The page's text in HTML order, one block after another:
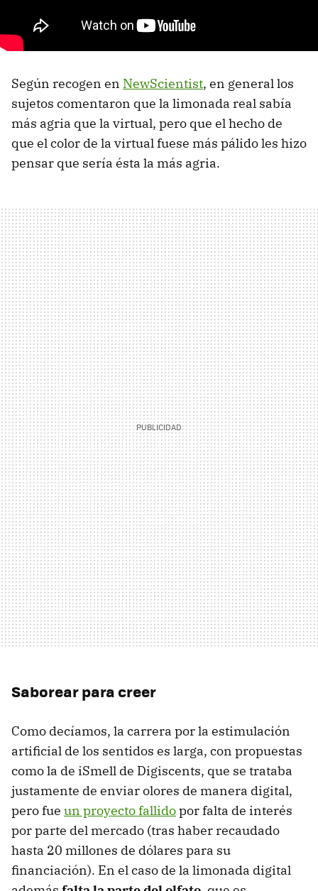
Según recogen en NewScientist, en general los
sujetos comentaron que la limonada real sabía
más agria que la virtual, pero que el hecho de
que el color de la virtual fuese más pálido les hizo
pensar que sería ésta la más agria.
Saborear para creer
Como decíamos, la carrera por la estimulación
artificial de los sentidos es larga, con propuestas
como la de iSmell de Digiscents, que se trataba
justamente de enviar olores de manera digital,
pero fue un proyecto fallidopor falta de interés
por parte del mercado (tras haber recaudado
hasta 20 millones de dólares para su
financiación). En el caso de la limonada digital